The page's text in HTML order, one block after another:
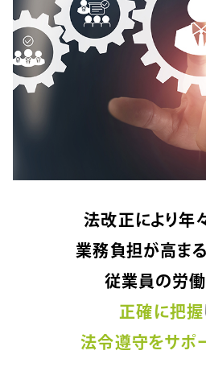
法改正により年
業務負担が高ま
従業員の労
正確に把握
法令遵守をサポ